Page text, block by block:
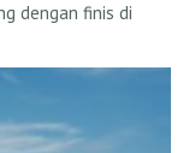
dengan finis di